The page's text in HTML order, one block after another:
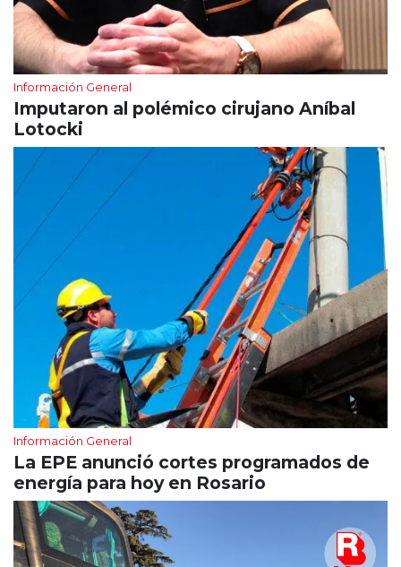
Información General
Imputaron al polémico cirujano Aníbal
Lotocki
Información General
La EPE anunció cortes programados de
energía para hoy en Rosario